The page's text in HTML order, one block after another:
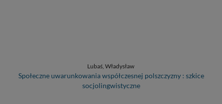
Lubaś, Władysław
Społeczne uwarunkowania współczesnej polszczyzny : szkice
socjolingwistyczne